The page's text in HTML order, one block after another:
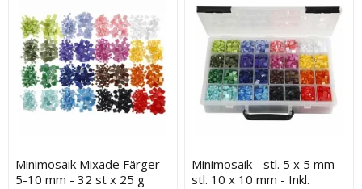
Minimosaik Mixade Färger -
5-10 mm - 32 st x 25 g
Minimosaik - stl. 5 x 5 mm -
stl. 10 x 10 mm - Inkl.